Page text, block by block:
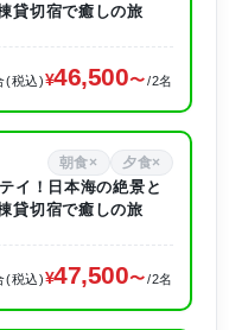
貸切宿で癒しの旅
(税込) 46,500 /2名
朝食× 夕食×
イ！日本海の絶景と
貸切宿で癒しの旅
(税込) 47,500 /2名